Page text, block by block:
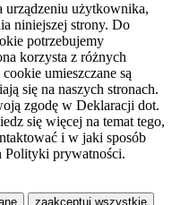
użytkownika,
niniejszej strony. Do
potrzebujemy
korzysta z różnych
umieszczane są
się na naszych stronach.
zgodę w Deklaracji dot.
się więcej na temat tego,
i w jaki sposób
Polityki prywatności.
zaakceptuj wszystkie